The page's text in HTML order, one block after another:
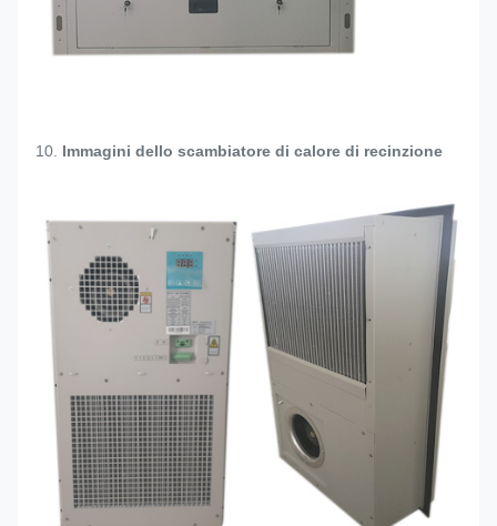
10. Immagini dello scambiatore di calore di recinzione